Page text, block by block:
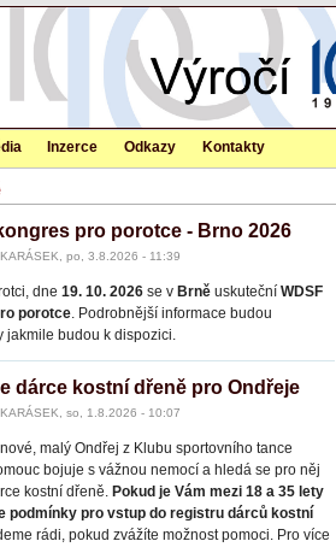
Inzerce Odkazy Kontakty
pro porotce - Brno 2026
po, 3.8.2026 - 11:39
dne 19. 10. 2026 se v Brně uskuteční WDSF
porotce. Podrobnější informace budou
jakmile budou k dispozici.
dárce kostní dřeně pro Ondřeje
so, 1.8.2026 - 10:07
malý Ondřej z Klubu sportovního tance
bojuje s vážnou nemocí a hledá se pro něj
kostní dřeně. Pokud je Vám mezi 18 a 35 lety
podmínky pro vstup do registru dárců kostní
rádi, pokud zvážíte možnost pomoci. Pro více